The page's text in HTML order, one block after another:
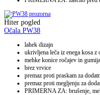
Hiter pogled
Očala PW38
lahek dizajn
ukrivljena leča iz enega kosa
mehke konice ročajev in
brez vrvice
premaz proti praskam za
premaz proti megljenju za
PRIMERNA ZA: brušenje,